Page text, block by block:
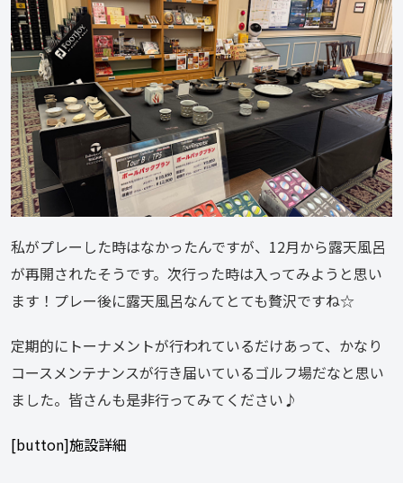
私がプレーした時はなかったんですが、12月から露天風呂
が再開されたそうです。次行った時は入ってみようと思い
ます！プレー後に露天風呂なんてとても贅沢ですね☆
定期的にトーナメントが行われているだけあって、かなり
コースメンテナンスが行き届いているゴルフ場だなと思い
ました。皆さんも是非行ってみてください♪
[button]施設詳細